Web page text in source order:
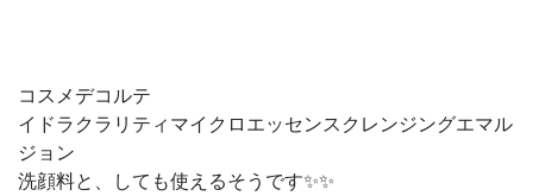
コスメデコルテ
イドラクラリティマイクロエッセンスクレンジングエマル
ジョン
洗顔料と、しても使えるそうです✨✨